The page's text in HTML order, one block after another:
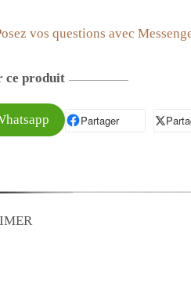
vos questions avec
ce produit
PartagerPartager sur